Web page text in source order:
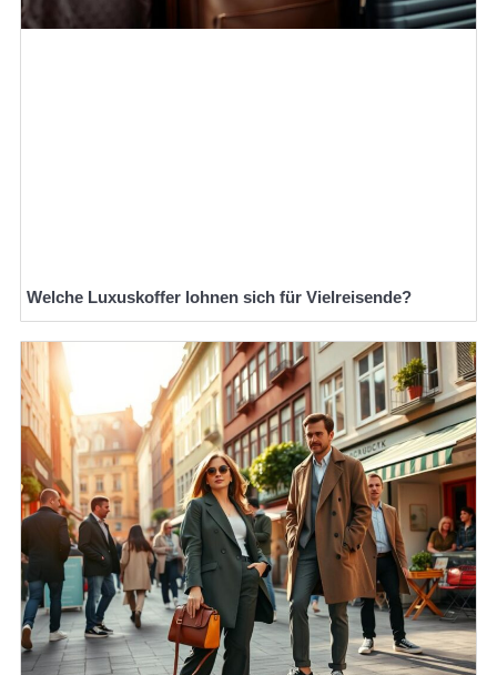
Welche Luxuskoffer lohnen sich für Vielreisende?